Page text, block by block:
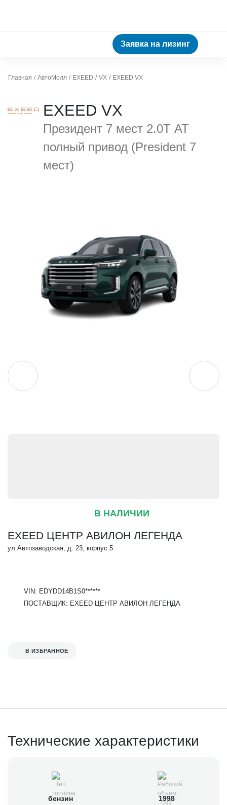
Заявка на лизинг
Главная АвтоМолл EXEED VX EXEED VX
EXEED VX
Президент 7 мест 2.0Т АТ
полный привод (President 7
мест)
В НАЛИЧИИ
EXEED ЦЕНТР АВИЛОН ЛЕГЕНДА
ул.Автозаводская, д. 23, корпус 5
VIN: EDYDD14B1S0******
ПОСТАВЩИК: EXEED ЦЕНТР АВИЛОН ЛЕГЕНДА
В ИЗБРАННОЕ
Технические характеристики
бензин 1998